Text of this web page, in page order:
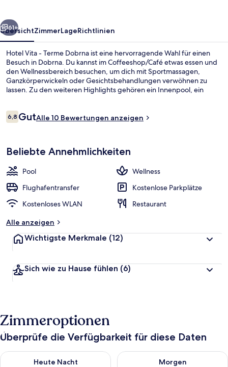
Weiter
61+
ÜbersichtZimmerLageRichtlinien
Hotel Vita - Terme Dobrna ist eine hervorragende Wahl für einen
Besuch in Dobrna. Du kannst im Coffeeshop/Café etwas essen und
den Wellnessbereich besuchen, um dich mit Sportmassagen,
Ganzkörperwickeln oder Gesichtsbehandlungen verwöhnen zu
lassen. Zu den weiteren Highlights gehören ein Innenpool, ein
Bewertungen
6,86,8 von 10.
GutAlle 10 Bewertungen anzeigen
Beliebte Annehmlichkeiten
Pool
Wellness
Flughafentransfer
Kostenlose Parkplätze
Kostenloses WLAN
Restaurant
Alle anzeigen
Wichtigste Merkmale (12)
Sich wie zu Hause fühlen (6)
Zimmeroptionen
Überprüfe die Verfügbarkeit für diese Daten
Heute Nacht
Überprüfe die Verfügbarkeit für heute Nacht, Aug. 9 - Aug.
Morgen
Überprüfe die Verfügbarkeit